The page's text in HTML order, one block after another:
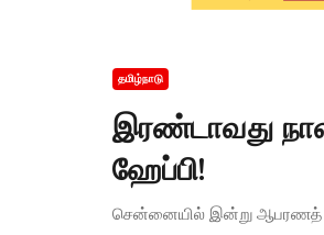
தமிழ்நாடு
இரண்டாவது
ஹேப்பி!
சென்னையில் இன்று ஆபரணத்